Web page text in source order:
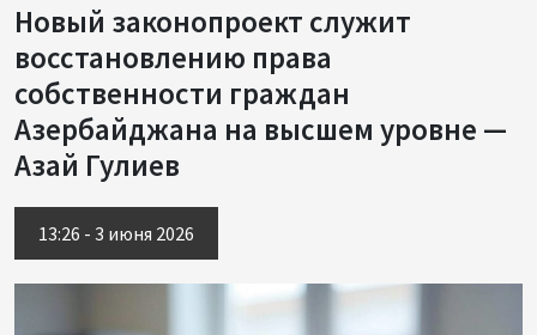
Новый законопроект служит
восстановлению права
собственности граждан
Азербайджана на высшем уровне —
Азай Гулиев
13:26 - 3 июня 2026